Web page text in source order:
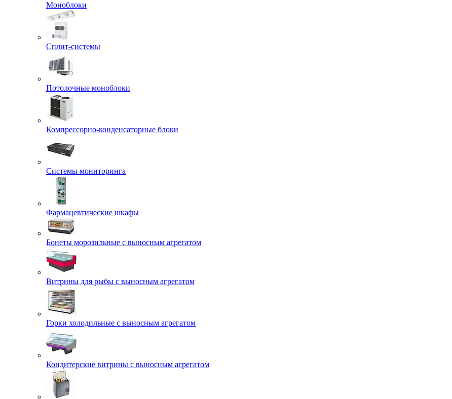
Моноблоки
Сплит-системы
Потолочные моноблоки
Компрессорно-конденсаторные блоки
Системы мониторинга
Фармацевтические шкафы
Бонеты морозильные с выносным агрегатом
Витрины для рыбы с выносным агрегатом
Горки холодильные с выносным агрегатом
Кондитерские витрины с выносным агрегатом